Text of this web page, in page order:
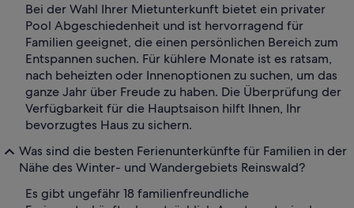
Bei der Wahl Ihrer Mietunterkunft bietet ein privater
Pool Abgeschiedenheit und ist hervorragend für
Familien geeignet, die einen persönlichen Bereich zum
Entspannen suchen. Für kühlere Monate ist es ratsam,
nach beheizten oder Innenoptionen zu suchen, um das
ganze Jahr über Freude zu haben. Die Überprüfung der
Verfügbarkeit für die Hauptsaison hilft Ihnen, Ihr
bevorzugtes Haus zu sichern.
Was sind die besten Ferienunterkünfte für Familien in der
Nähe des Winter- und Wandergebiets Reinswald?
Es gibt ungefähr 18 familienfreundliche